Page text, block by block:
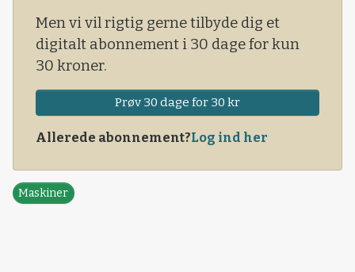
Men vi vil rigtig gerne tilbyde dig et
digitalt abonnement i 30 dage for kun
30 kroner.
Prøv 30 dage for 30 kr
Allerede abonnement?Log ind her
Maskiner